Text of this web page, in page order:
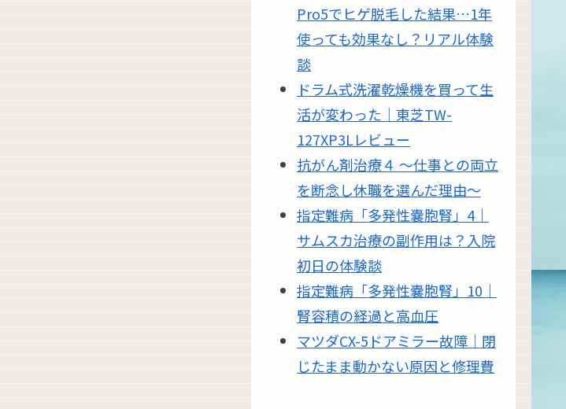
Pro5でヒゲ脱毛した結果…1年
使っても効果なし？リアル体験
談
ドラム式洗濯乾燥機を買って生
活が変わった｜東芝TW-
127XP3Lレビュー
抗がん剤治療４ 〜仕事との両立
を断念し休職を選んだ理由〜
指定難病「多発性嚢胞腎」4｜
サムスカ治療の副作用は？入院
初日の体験談
指定難病「多発性嚢胞腎」10｜
腎容積の経過と高血圧
マツダCX-5ドアミラー故障｜閉
じたまま動かない原因と修理費